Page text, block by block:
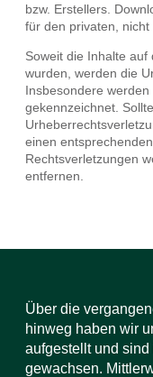
bzw. Erstellers.
für den privaten, nicht
Soweit die Inhalte
wurden, werden die
Insbesondere
gekennzeichnet.
einen
Rechtsverletzungen
entfernen.
Über die
hinweg haben wir
aufgestellt und
gewachsen.